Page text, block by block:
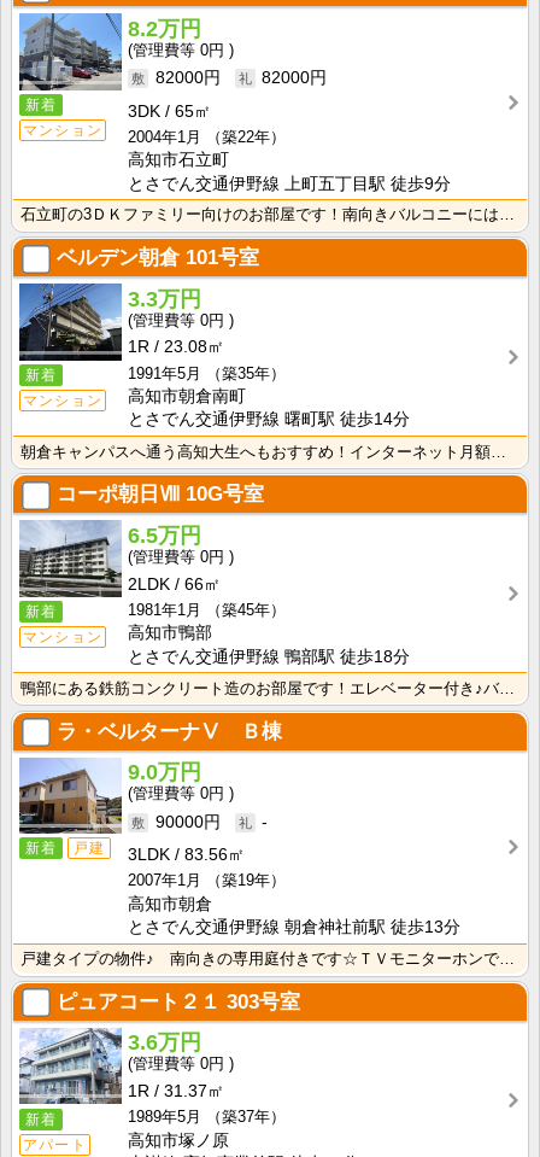
新着
マンション
8.2万円
0円
82000円
82000円
3DK
65㎡
2004年1月
（築22年）
高知市石立町
とさでん交通伊野線 上町五丁目駅 徒歩9分
石立町の3ＤＫファミリー向けのお部屋です！南向きバルコニーには洋室とＤＫが面していて採光性・通気性良･･･
ベルデン朝倉101号室
新着
マンション
3.3万円
0円
1R
23.08㎡
1991年5月
（築35年）
高知市朝倉南町
とさでん交通伊野線 曙町駅 徒歩14分
コーポ朝日Ⅷ 10G号室
新着
マンション
6.5万円
0円
2LDK
66㎡
1981年1月
（築45年）
高知市鴨部
とさでん交通伊野線 鴨部駅 徒歩18分
鴨部にある鉄筋コンクリート造のお部屋です！エレベーター付き♪バス・トイレ別なので、ゆったり湯船に浸か･･･
ラ・ベルターナⅤ Ｂ棟
新着 戸建
9.0万円
0円
90000円
-
3LDK
83.56㎡
2007年1月
（築19年）
高知市朝倉
とさでん交通伊野線 朝倉神社前駅 徒歩13分
ピュアコート２１ 303号室
新着
アパート
3.6万円
0円
1R
31.37㎡
1989年5月
（築37年）
高知市塚ノ原